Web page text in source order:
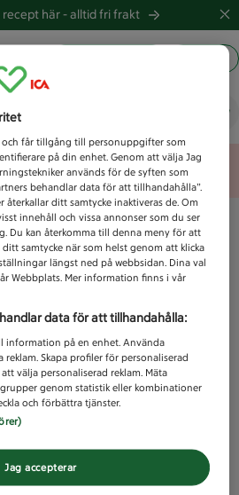
recept här -alltid fri frakt
idag?
error
och får tillgång till personuppgifter som
på din enhet. Genom att välja Jag
används för de syften som
behandlar data för att tillhandahålla”.
återkallar ditt samtycke inaktiveras de. Om
innehåll och vissa annonser som du ser
Du kan återkomma till denna meny för att
samtycke när som helst genom att klicka
längst ned på webbsidan. Dina val
Webbplats. Mer information finns i vår
data för att tillhandahålla:
information på en enhet. Använda
Skapa profiler för personaliserad
välja personaliserad reklam. Mäta
genom statistik eller kombinationer
och förbättra tjänster.
Jag accepterar